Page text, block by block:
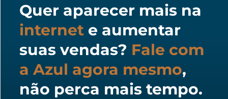
Quer aparecer mais na
internet e aumentar
suas vendas? Fale com
a Azul agora mesmo,
não perca mais tempo.